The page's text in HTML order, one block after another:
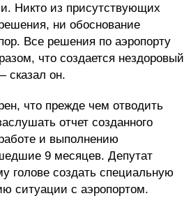
Никто из присутствующих
ни обоснование
Все решения по аэропорту
что создается нездоровый
сказал он.
что прежде чем отводить
отчет созданного
и выполнению
9 месяцев. Депутат
голове создать специальную
ситуации с аэропортом.